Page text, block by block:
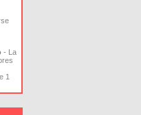
- La
1